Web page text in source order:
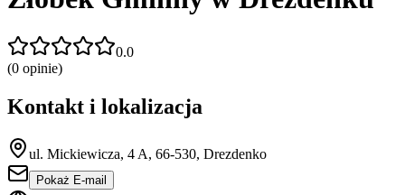
0.0
(0 opinie)
Kontakt i lokalizacja
ul. Mickiewicza, 4 A, 66-530, Drezdenko
Pokaż E-mail